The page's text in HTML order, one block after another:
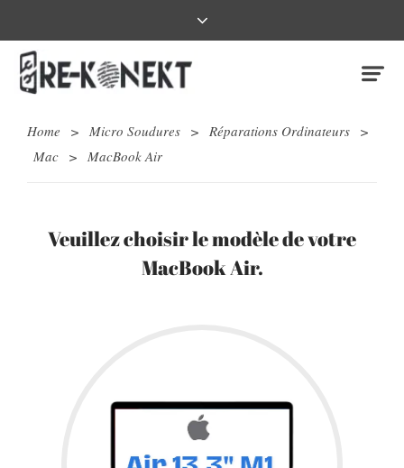
Home > Micro Soudures > Réparations Ordinateurs >
Mac > MacBook Air
Veuillez choisir le modèle de votre
MacBook Air.